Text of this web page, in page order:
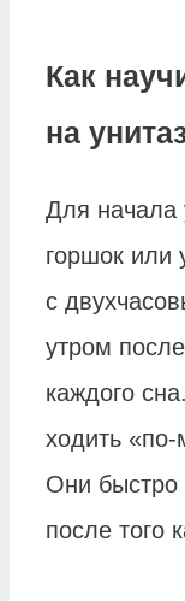
Как
на
Для начала
горшок или
с
утром
каждого
ходить
Они быстро
после того